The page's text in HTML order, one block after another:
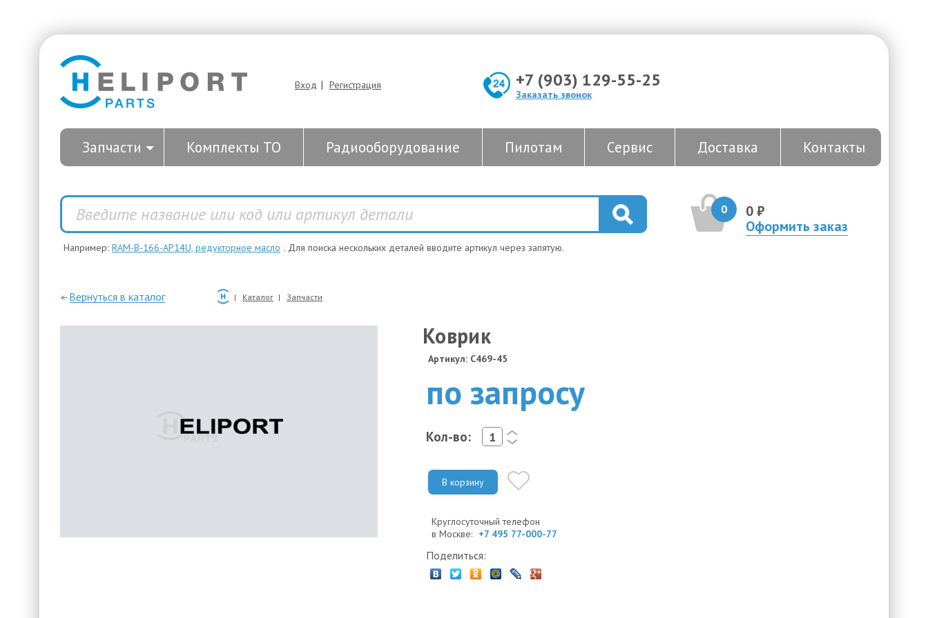
Вход | Регистрация +7 (903) 129-55-25
Заказать звонок
Запчасти Комплекты ТО Радиооборудование Пилотам Сервис Доставка Контакты
0
0 ₽
Оформить заказ
Например: RAM-B-166-AP14U, редукторное масло . Для поиска нескольких деталей вводите артикул через запятую.
—Вернуться в каталог Каталог Запчасти
Коврик
Артикул: C469-45
по запросу
Кол-во:
<
>
В корзину
Круглосуточный телефон
в Москве: +7 495 77-000-77
Поделиться: